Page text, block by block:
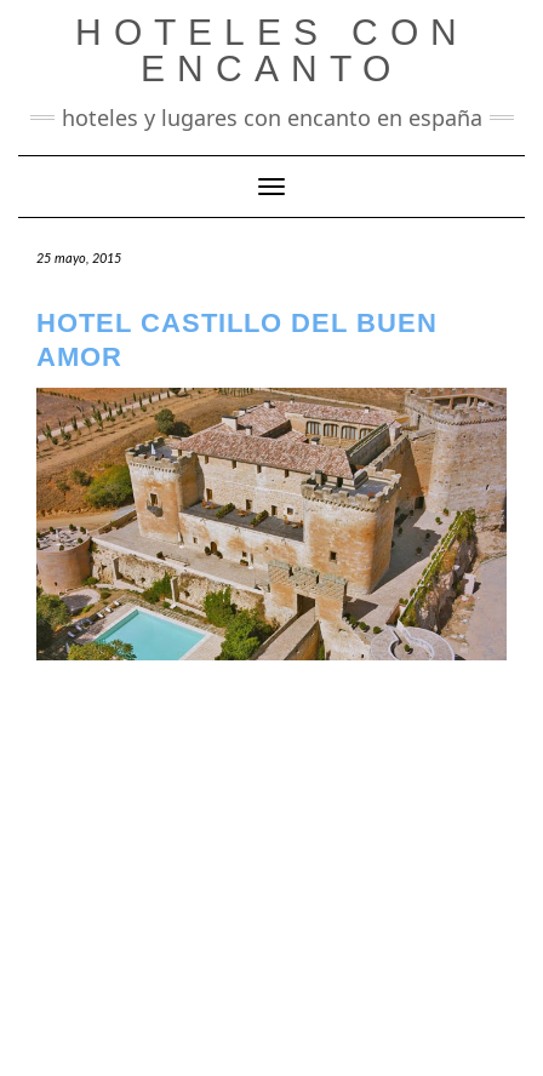
HOTELES CON
ENCANTO
hoteles y lugares con encanto en españa
Cambiar modo de navegación
25 mayo, 2015
HOTEL CASTILLO DEL BUEN
AMOR